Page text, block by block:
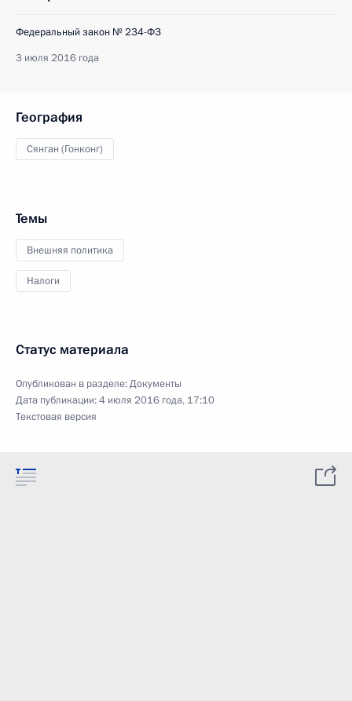
Федеральный закон № 234-ФЗ
3 июля 2016 года
География
Сянган (Гонконг)
Темы
Внешняя политика
Налоги
Статус материала
Опубликован в разделе:Документы
Дата публикации:4 июля 2016 года, 17:10
Текстовая версия